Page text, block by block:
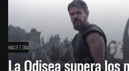
HACE 1 DÍA
La Odisea supera los